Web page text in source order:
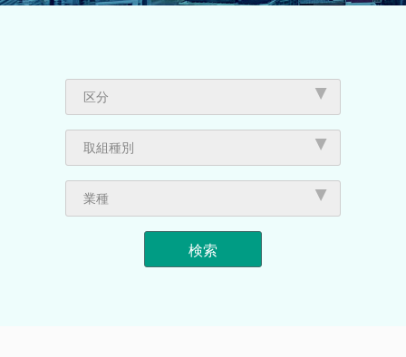
区分
私と時差Biz
「新しい日常」における働き方
「スムーズビズ推進大賞」受賞企業・時差
Biz推進賞
インタビュー
取組事例
体験記
取組種別
人の流れ（テレワーク・時差出勤等）
物の流れ
普及啓発
業種
電気・ガス・熱供給・水道業
情報通信業
運輸業,郵便業
卸売業,小売業
金融業,保険業
不動産業,物品賃貸業
学術研究,専門・技術サービス業
生活関連サービス業,娯楽業
教育,学習支援業
サービス業（他に分類されないもの）